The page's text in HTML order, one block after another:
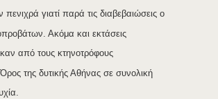
γιατί παρά τις διαβεβαιώσεις ο
Ακόμα και εκτάσεις
από τους κτηνοτρόφους
της δυτικής Αθήνας σε συνολική